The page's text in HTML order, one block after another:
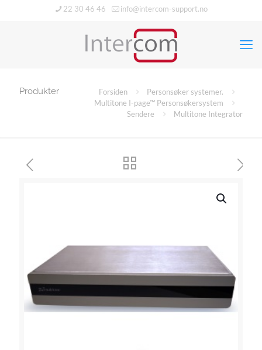
22 30 46 46 info@intercom-support.no
Produkter Forsiden
Personsøker systemer.
Multitone I-page™ Personsøkersystem
Sendere
Multitone Integrator